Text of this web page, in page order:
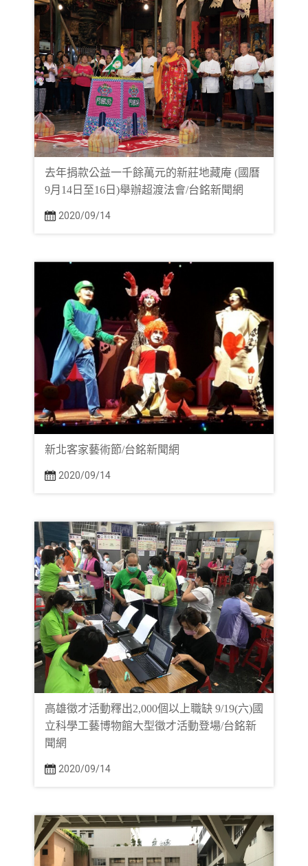
去年捐款公益一千餘萬元的新莊地藏庵 (國曆
9月14日至16日)舉辦超渡法會/台銘新聞網
2020/09/14
新北客家藝術節/台銘新聞網
2020/09/14
高雄徵才活動釋出2,000個以上職缺 9/19(六)國
立科學工藝博物館大型徵才活動登場/台銘新
聞網
2020/09/14